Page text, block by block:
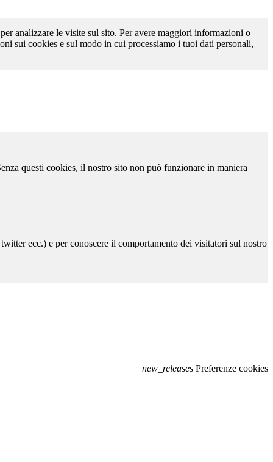
analizzare le visite sul sito. Per avere maggiori informazioni o
sui cookies e sul modo in cui processiamo i tuoi dati personali,
questi cookies, il nostro sito non può funzionare in maniera
ecc.) e per conoscere il comportamento dei visitatori sul nostro
new_releases Preferenze cookies